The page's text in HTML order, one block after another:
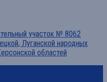
участок № 8062
Луганской народных
областей